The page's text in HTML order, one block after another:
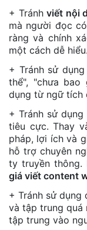
+ Tránhviết nội
mà người đọc
ràng và chính
một cách dễ hiểu.
+ Tránh sử
thể", "chưa
dụng từ ngữ tích
+ Tránh sử
tiêu cực. Thay
pháp, lợi ích và
hỗ trợ chuyên
ty truyền thông.
giá viết content
+ Tránh sử dụng
và tập trung quá
tập trung vào